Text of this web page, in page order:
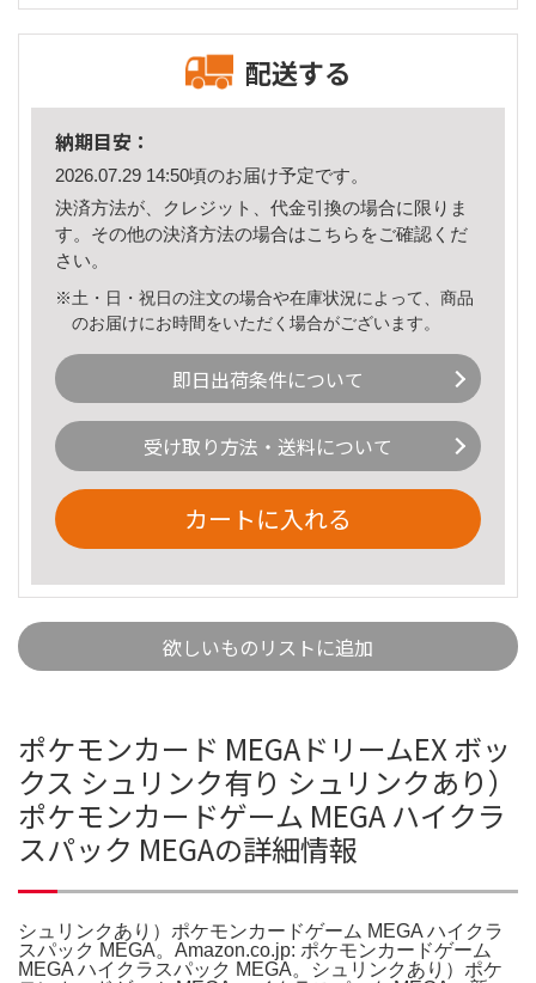
配送する
納期目安：
2026.07.29 14:50頃のお届け予定です。
決済方法が、クレジット、代金引換の場合に限りま
す。その他の決済方法の場合はこちら をご確認くだ
さい。
※土・日・祝日の注文の場合や在庫状況によって、商品
のお届けにお時間をいただく場合がございます。
即日出荷条件について
受け取り方法・送料について
カートに入れる
欲しいものリストに追加
ポケモンカード MEGAドリームEX ボッ
クス シュリンク有り シュリンクあり）
ポケモンカードゲーム MEGA ハイクラ
スパック MEGAの詳細情報
シュリンクあり）ポケモンカードゲーム MEGA ハイクラ
スパック MEGA。Amazon.co.jp: ポケモンカードゲーム
MEGA ハイクラスパック MEGA。シュリンクあり）ポケ